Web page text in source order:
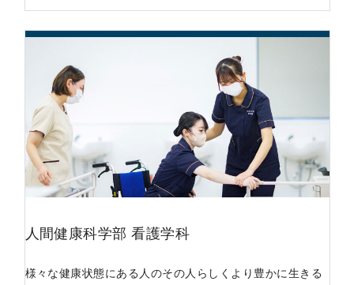
人間健康科学部 看護学科
様々な健康状態にある人のその人らしくより豊かに生きる